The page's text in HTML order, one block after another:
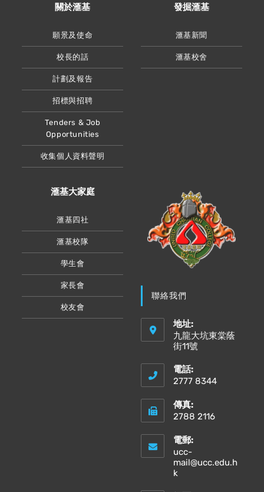
關於滙基
願景及使命
校長的話
計劃及報告
招標與招聘
Tenders & Job
Opportunities
收集個人資料聲明
發掘滙基
滙基新聞
滙基校舍
滙基大家庭
滙基四社
滙基校隊
學生會
家長會
校友會
聯絡我們
地址:
九龍大坑東棠蔭
街11號
電話:
2777 8344
傳真:
2788 2116
電郵:
ucc-
mail@ucc.edu.h
k